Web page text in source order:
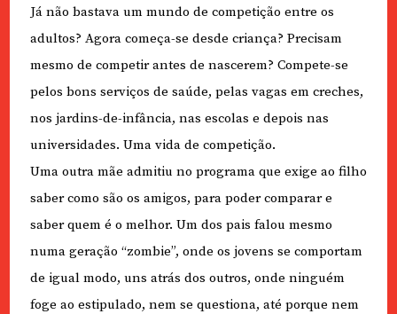
Já não bastava um mundo de competição entre os
adultos? Agora começa-se desde criança? Precisam
mesmo de competir antes de nascerem? Compete-se
pelos bons serviços de saúde, pelas vagas em creches,
nos jardins-de-infância, nas escolas e depois nas
universidades. Uma vida de competição.
Uma outra mãe admitiu no programa que exige ao filho
saber como são os amigos, para poder comparar e
saber quem é o melhor. Um dos pais falou mesmo
numa geração “zombie”, onde os jovens se comportam
de igual modo, uns atrás dos outros, onde ninguém
foge ao estipulado, nem se questiona, até porque nem